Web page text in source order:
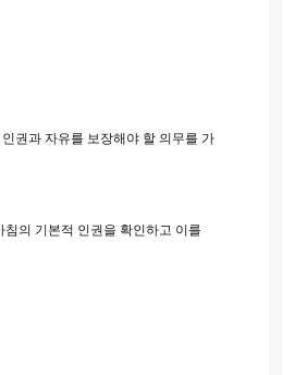
권과 자유를 보장해야 할 의무를 가
의 기본적 인권을 확인하고 이를